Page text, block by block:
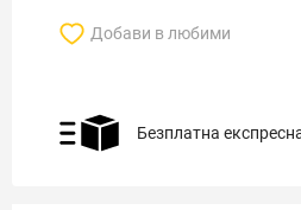
Добави в любими
Безплатна